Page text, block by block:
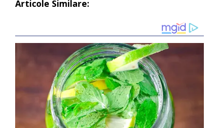
Articole Similare: